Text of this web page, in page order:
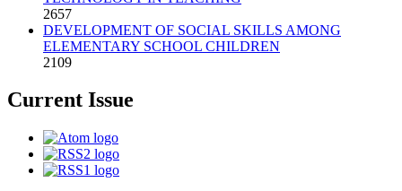
2657
DEVELOPMENT OF SOCIAL SKILLS AMONG
ELEMENTARY SCHOOL CHILDREN
2109
Current Issue